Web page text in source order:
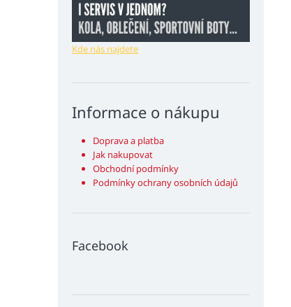
Kde nás najdete
Informace o nákupu
Doprava a platba
Jak nakupovat
Obchodní podmínky
Podmínky ochrany osobních údajů
Facebook